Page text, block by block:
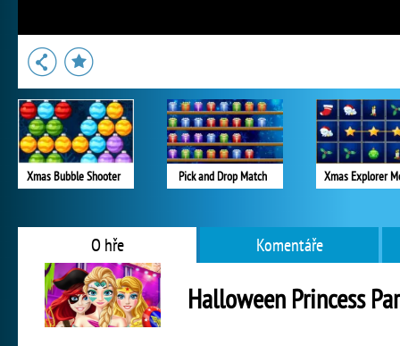
Xmas Bubble Shooter Pick and Drop Match Xmas Explorer
O hře Komentáře
Halloween Princess